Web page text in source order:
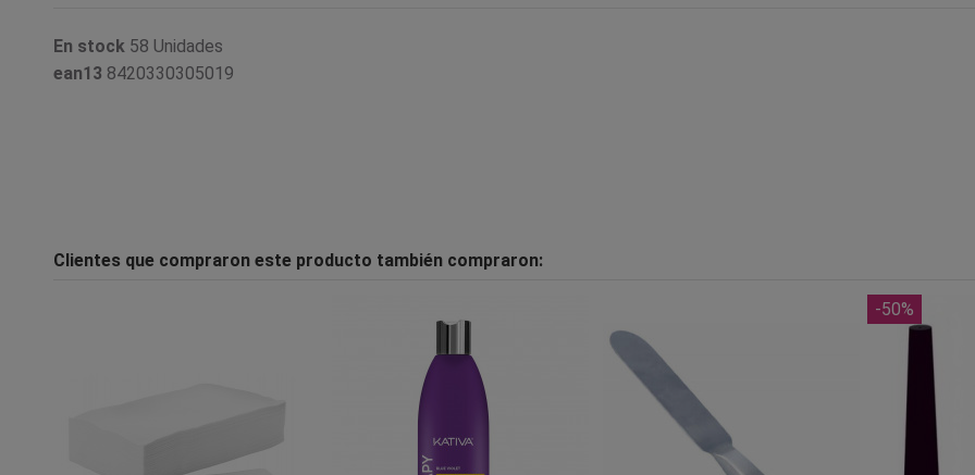
En stock 58 Unidades
ean13 8420330305019
Clientes que compraron este producto también compraron:
-50%